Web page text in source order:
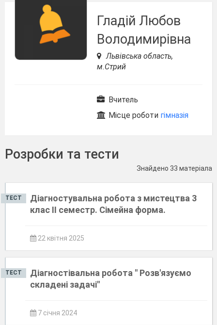
Гладій Любов
Володимирівна
Львівська область,
м.Стрий
Вчитель
Місце роботи гімназія
Розробки та тести
Знайдено 33 матеріала
ТЕСТ
Діагностувальна робота з мистецтва 3
клас ІІ семестр. Сімейна форма.
22 квітня 2025
ТЕСТ
Діагностівальна робота " Розв'язуємо
складені задачі"
7 січня 2024